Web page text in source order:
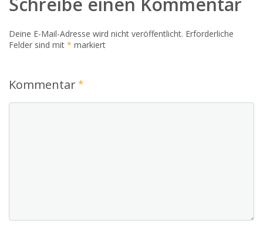
Deine E-Mail-Adresse wird nicht veröffentlicht. Erforderliche
Felder sind mit * markiert
Kommentar*